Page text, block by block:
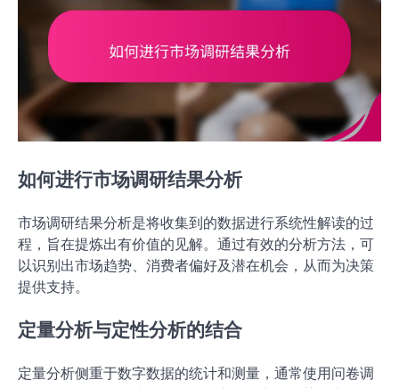
如何进行市场调研结果分析
市场调研结果分析是将收集到的数据进行系统性解读的过
程，旨在提炼出有价值的见解。通过有效的分析方法，可
以识别出市场趋势、消费者偏好及潜在机会，从而为决策
提供支持。
定量分析与定性分析的结合
定量分析侧重于数字数据的统计和测量，通常使用问卷调